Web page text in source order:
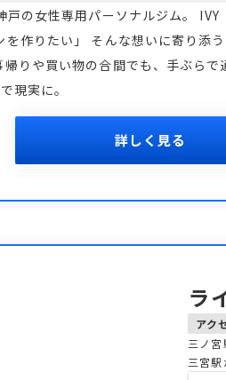
戸の女性専用パーソナルジム。
を作りたい」 そんな想いに寄り添
りや買い物の合間でも、手ぶら
現実に。
詳しく見る
ラ
アク
三ノ
三宮